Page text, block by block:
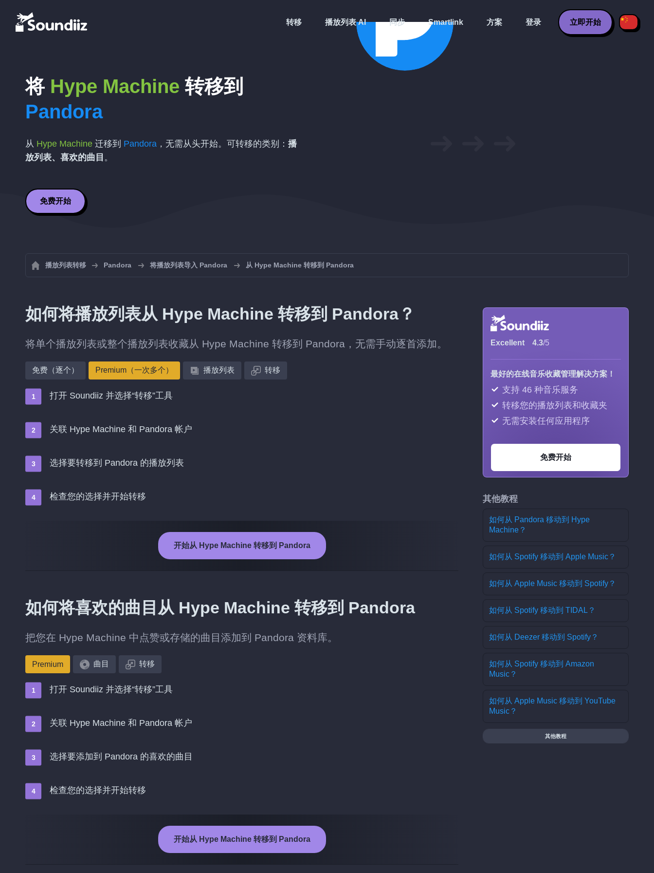
转移 播放列表 AI 同步 Smartlink 方案 登录 立即开始
将 Hype Machine 转移到
Pandora
从 Hype Machine 迁移到 Pandora ，无需从头开始。可转移的类别： 播
放列表、喜欢的曲目 。
免费开始
播放列表转移 Pandora 将播放列表导入 Pandora 从 Hype Machine 转移到 Pandora
如何将播放列表从 Hype Machine 转移到 Pandora？
将单个播放列表或整个播放列表收藏从 Hype Machine 转移到 Pandora，无需手动逐首添加。
免费（逐个） Premium（一次多个） 播放列表 转移
打开 Soundiiz 并选择“转移”工具
关联 Hype Machine 和 Pandora 帐户
选择要转移到 Pandora 的播放列表
检查您的选择并开始转移
开始从 Hype Machine 转移到 Pandora
如何将喜欢的曲目从 Hype Machine 转移到 Pandora
把您在 Hype Machine 中点赞或存储的曲目添加到 Pandora 资料库。
Premium 曲目 转移
打开 Soundiiz 并选择“转移”工具
关联 Hype Machine 和 Pandora 帐户
选择要添加到 Pandora 的喜欢的曲目
检查您的选择并开始转移
开始从 Hype Machine 转移到 Pandora
Excellent 4.3/5
最好的在线音乐收藏管理解决方案！
支持 46 种音乐服务
转移您的播放列表和收藏夹
无需安装任何应用程序
免费开始
其他教程
如何从 Pandora 移动到 Hype
Machine？
如何从 Spotify 移动到 Apple Music？
如何从 Apple Music 移动到 Spotify？
如何从 Spotify 移动到 TIDAL？
如何从 Deezer 移动到 Spotify？
如何从 Spotify 移动到 Amazon
Music？
如何从 Apple Music 移动到 YouTube
Music？
其他教程